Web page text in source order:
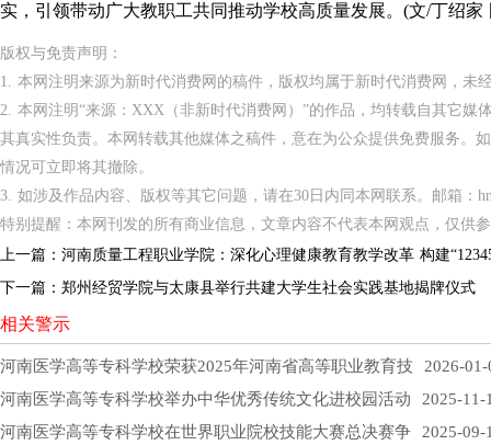
实，引领带动广大教职工共同推动学校高质量发展。(文/丁绍家
版权与免责声明：
1. 本网注明来源为新时代消费网的稿件，版权均属于新时代消费网，未
2. 本网注明“来源：XXX（非新时代消费网）”的作品，均转载自其它
其真实性负责。本网转载其他媒体之稿件，意在为公众提供免费服务。
情况可立即将其撤除。
3. 如涉及作品内容、版权等其它问题，请在30日内同本网联系。邮箱：
特别提醒：本网刊发的所有商业信息，文章内容不代表本网观点，仅供
上一篇： 河南质量工程职业学院：深化心理健康教育教学改革 构建
下一篇： 郑州经贸学院与太康县举行共建大学生社会实践基地揭牌仪式
相关警示
河南医学高等专科学校荣获2025年河南省高等职业教育技 2026-01-
河南医学高等专科学校举办中华优秀传统文化进校园活动 2025-11-
河南医学高等专科学校在世界职业院校技能大赛总决赛争 2025-09-